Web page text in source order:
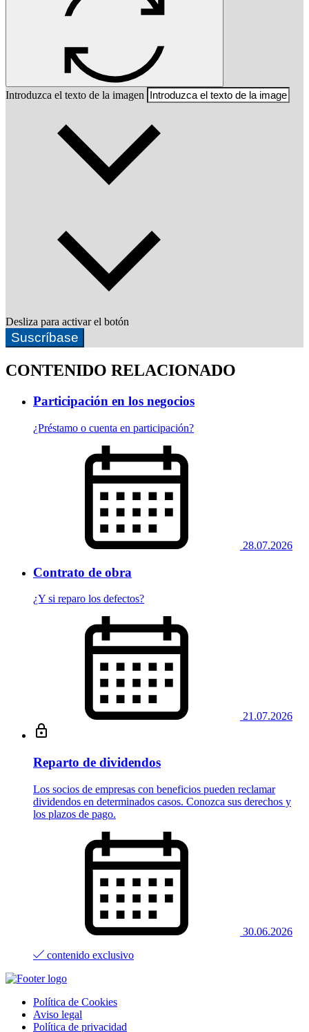
Introduzca el texto de la imagen
Desliza para activar el botón
Suscríbase
CONTENIDO RELACIONADO
Participación en los negocios
¿Préstamo o cuenta en participación?
28.07.2026
Contrato de obra
¿Y si reparo los defectos?
21.07.2026
Reparto de dividendos
Los socios de empresas con beneficios pueden reclamar
dividendos en determinados casos. Conozca sus derechos y
los plazos de pago.
30.06.2026
contenido exclusivo
Política de Cookies
Aviso legal
Política de privacidad